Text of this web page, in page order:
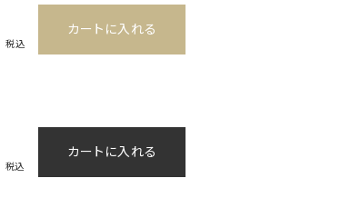
税込
カートに入れる
税込
カートに入れる